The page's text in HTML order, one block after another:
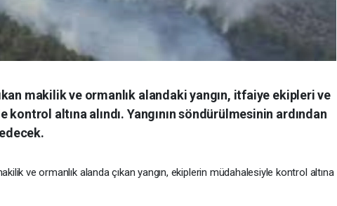
makilik ve ormanlık alandaki yangın, itfaiye ekipleri ve
altına alındı. Yangının söndürülmesinin ardından
ve ormanlık alanda çıkan yangın, ekiplerin müdahalesiyle kontrol altına